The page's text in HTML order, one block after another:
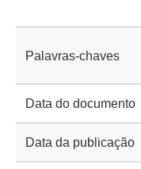
Palavras-chaves
Data do documento
Data da publicação